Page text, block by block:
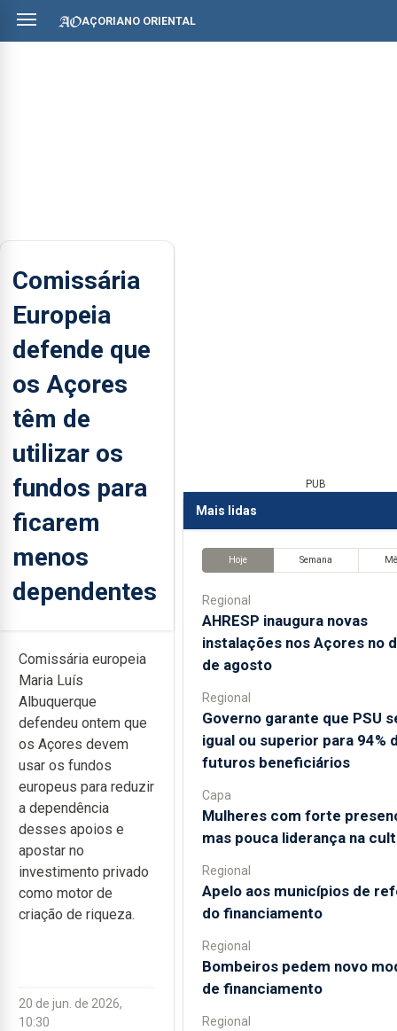
AÇORIANO ORIENTAL
Comissária
Europeia
defende que
os Açores
têm de
utilizar os
fundos para
ficarem
menos
dependentes
Comissária europeia
Maria Luís
Albuquerque
defendeu ontem que
os Açores devem
usar os fundos
europeus para reduzir
a dependência
desses apoios e
apostar no
investimento privado
como motor de
criação de riqueza.
20 de jun. de 2026,
10:30
PUB
Mais lidas
Hoje Semana
Regional
AHRESP inaugura novas
instalações nos Açores no
de agosto
Regional
Governo garante que PSU
igual ou superior para 94%
futuros beneficiários
Capa
Mulheres com forte
mas pouca liderança na
Regional
Apelo aos municípios de
do financiamento
Regional
Bombeiros pedem novo
de financiamento
Regional